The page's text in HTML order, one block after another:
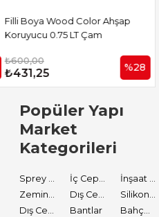
Filli Boya Wood Color Ahşap
Koruyucu 0.75 LT Sarı Meşe
₺600,00
₺431,25 %28
Popüler Yapı
Market
Kategorileri
Sprey Boyalar İç Cephe Astarları
İnşaat Tamir Malzemeleri
Zemin Boyası
Dış Cephe Boyaları
Silikon ve Mastikler
Dış Cephe Astarları
Bantlar
Bahçe El Aletleri